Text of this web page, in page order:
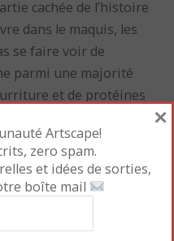
cachée de l’histoire
dans le maquis, les
se faire voir de
parmi une majorité
et de protéines
Artscape!
zero spam.
et idées de sorties,
boîte mail
×